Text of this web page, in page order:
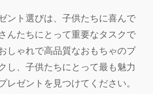
ント選びは、子供たちに喜んで
んたちにとって重要なタスクで
しゃれで高品質なおもちゃのブ
し、子供たちにとって最も魅力
レゼントを見つけてください。